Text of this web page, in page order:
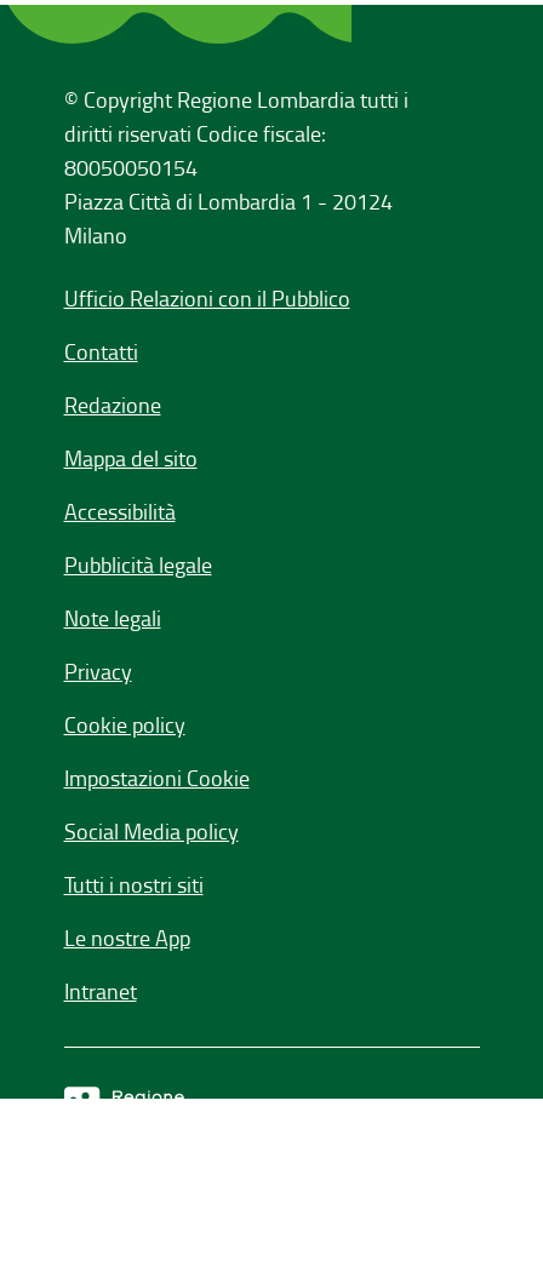
© Copyright Regione Lombardia tutti i
diritti riservati Codice fiscale:
80050050154
Piazza Città di Lombardia 1 - 20124
Milano
Ufficio Relazioni con il Pubblico
Contatti
Redazione
Mappa del sito
Accessibilità
Pubblicità legale
Note legali
Privacy
Cookie policy
Impostazioni Cookie
Social Media policy
Tutti i nostri siti
Le nostre App
Intranet